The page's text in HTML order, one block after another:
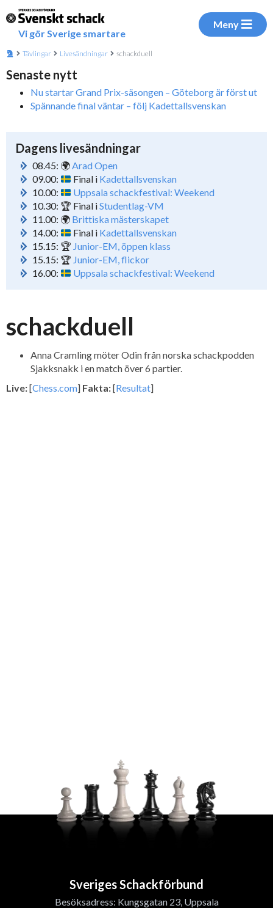
Vi gör Sverige smartare
Meny
Tävlingar Livesändningar schackduell
Senaste nytt
Nu startar Grand Prix-säsongen – Göteborg är först ut
Spännande final väntar – följ Kadettallsvenskan
Dagens livesändningar
08.45: 🌍Arad Open
09.00:
Final i Kadettallsvenskan
10.00:
Uppsala schackfestival: Weekend
10.30: 🏆 Final iStudentlag-VM
11.00: 🌍 Brittiska mästerskapet
14.00:
Final i Kadettallsvenskan
15.15: 🏆 Junior-EM, öppen klass
15.15: 🏆 Junior-EM, flickor
16.00:
Uppsala schackfestival: Weekend
schackduell
Anna Cramling möter Odin från norska schackpodden
Sjakksnakk i en match över 6 partier.
Live:[Chess.com] Fakta:[Resultat]
Sveriges Schackförbund
Besöksadress: Kungsgatan 23, Uppsala